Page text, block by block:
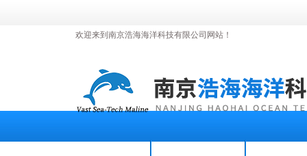
欢迎来到南京浩海海洋科技有限公司网站！